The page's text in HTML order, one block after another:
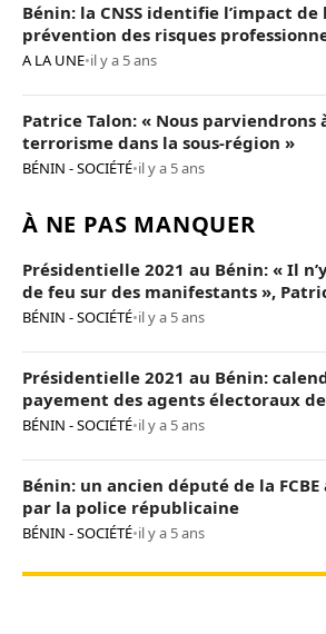
Bénin: la CNSS identifie l’impact de
prévention des risques
A LA UNE•il y a 5 ans
Patrice Talon: « Nous parviendrons
terrorisme dans la sous-région »
BÉNIN - SOCIÉTÉ•il y a 5 ans
À NE PAS MANQUER
Présidentielle 2021 au Bénin: « Il
de feu sur des manifestants »,
BÉNIN - SOCIÉTÉ•il y a 5 ans
Présidentielle 2021 au Bénin:
payement des agents électoraux
BÉNIN - SOCIÉTÉ•il y a 5 ans
Bénin: un ancien député de la
par la police républicaine
BÉNIN - SOCIÉTÉ•il y a 5 ans